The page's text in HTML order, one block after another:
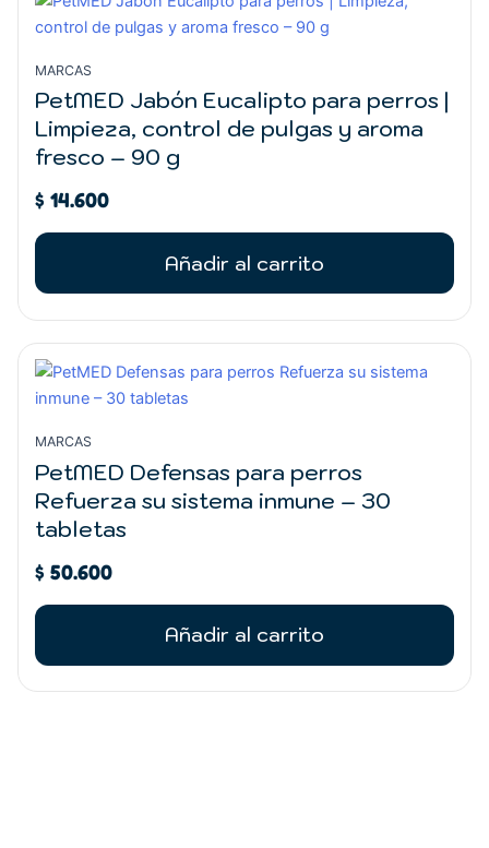
MARCAS
PetMED Jabón Eucalipto para perros |
Limpieza, control de pulgas y aroma
fresco – 90 g
$ 14.600
Añadir al carrito
MARCAS
PetMED Defensas para perros
Refuerza su sistema inmune – 30
tabletas
$ 50.600
Añadir al carrito